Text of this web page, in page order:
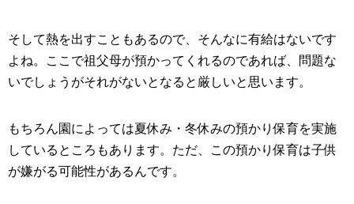
そして熱を出すこともあるので、そんなに有給はないです
よね。ここで祖父母が預かってくれるのであれば、問題な
いでしょうがそれがないとなると厳しいと思います。
もちろん園によっては夏休み・冬休みの預かり保育を実施
しているところもあります。ただ、この預かり保育は子供
が嫌がる可能性があるんです。